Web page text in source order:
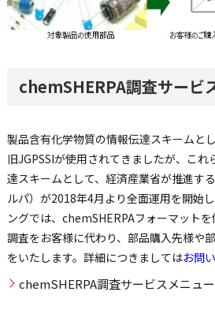
chemSHERPA調査サービ
製品含有化学物質の情報伝達スキームと
旧JGPSSIが使用されてきましたが、これ
達スキームとして、経済産業省が推進す
ルパ）が2018年4月より全面運用を開始
ングでは、chemSHERPAフォーマット
調査をお客様に代わり、部品購入先様や
をいたします。詳細につきましてはお問
chemSHERPA調査サービスメニュ